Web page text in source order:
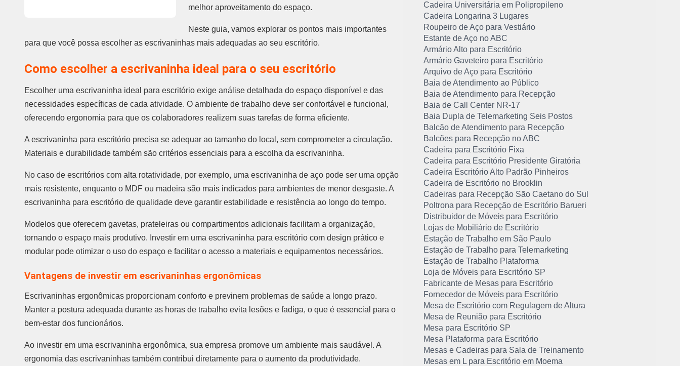
melhor aproveitamento do espaço.
Neste guia, vamos explorar os pontos mais importantes
para que você possa escolher as escrivaninhas mais adequadas ao seu escritório.
Como escolher a escrivaninha ideal para o seu escritório
Escolher uma escrivaninha ideal para escritório exige análise detalhada do espaço disponível e das
necessidades específicas de cada atividade. O ambiente de trabalho deve ser confortável e funcional,
oferecendo ergonomia para que os colaboradores realizem suas tarefas de forma eficiente.
A escrivaninha para escritório precisa se adequar ao tamanho do local, sem comprometer a circulação.
Materiais e durabilidade também são critérios essenciais para a escolha da escrivaninha.
No caso de escritórios com alta rotatividade, por exemplo, uma escrivaninha de aço pode ser uma opção
mais resistente, enquanto o MDF ou madeira são mais indicados para ambientes de menor desgaste. A
escrivaninha para escritório de qualidade deve garantir estabilidade e resistência ao longo do tempo.
Modelos que oferecem gavetas, prateleiras ou compartimentos adicionais facilitam a organização,
tornando o espaço mais produtivo. Investir em uma escrivaninha para escritório com design prático e
modular pode otimizar o uso do espaço e facilitar o acesso a materiais e equipamentos necessários.
Vantagens de investir em escrivaninhas ergonômicas
Escrivaninhas ergonômicas proporcionam conforto e previnem problemas de saúde a longo prazo.
Manter a postura adequada durante as horas de trabalho evita lesões e fadiga, o que é essencial para o
bem-estar dos funcionários.
Ao investir em uma escrivaninha ergonômica, sua empresa promove um ambiente mais saudável. A
ergonomia das escrivaninhas também contribui diretamente para o aumento da produtividade.
Cadeira Universitária em Polipropileno
Cadeira Longarina 3 Lugares
Roupeiro de Aço para Vestiário
Estante de Aço no ABC
Armário Alto para Escritório
Armário Gaveteiro para Escritório
Arquivo de Aço para Escritório
Baia de Atendimento ao Público
Baia de Atendimento para Recepção
Baia de Call Center NR-17
Baia Dupla de Telemarketing Seis Postos
Balcão de Atendimento para Recepção
Balcões para Recepção no ABC
Cadeira para Escritório Fixa
Cadeira para Escritório Presidente Giratória
Cadeira Escritório Alto Padrão Pinheiros
Cadeira de Escritório no Brooklin
Cadeiras para Recepção São Caetano do Sul
Poltrona para Recepção de Escritório Barueri
Distribuidor de Móveis para Escritório
Lojas de Mobiliário de Escritório
Estação de Trabalho em São Paulo
Estação de Trabalho para Telemarketing
Estação de Trabalho Plataforma
Loja de Móveis para Escritório SP
Fabricante de Mesas para Escritório
Fornecedor de Móveis para Escritório
Mesa de Escritório com Regulagem de Altura
Mesa de Reunião para Escritório
Mesa para Escritório SP
Mesa Plataforma para Escritório
Mesas e Cadeiras para Sala de Treinamento
Mesas em L para Escritório em Moema